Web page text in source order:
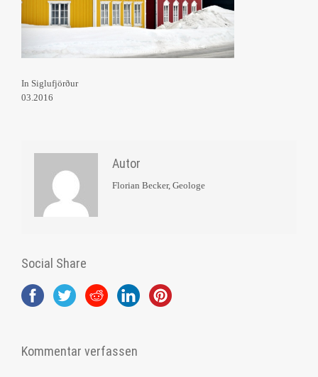
In Siglufjörður
03.2016
Autor
Florian Becker, Geologe
Social Share
Kommentar verfassen